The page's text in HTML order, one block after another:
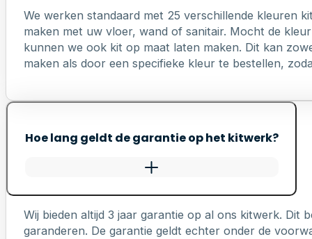
We werken standaard met 25 verschillende kleuren
maken met uw vloer, wand of sanitair. Mocht de
kunnen we ook kit op maat laten maken. Dit kan
maken als door een specifieke kleur te bestellen,
Hoe lang geldt de garantie op het kitwerk?
Wij bieden altijd 3 jaar garantie op al ons kitwerk. Dit
garanderen. De garantie geldt echter onder de